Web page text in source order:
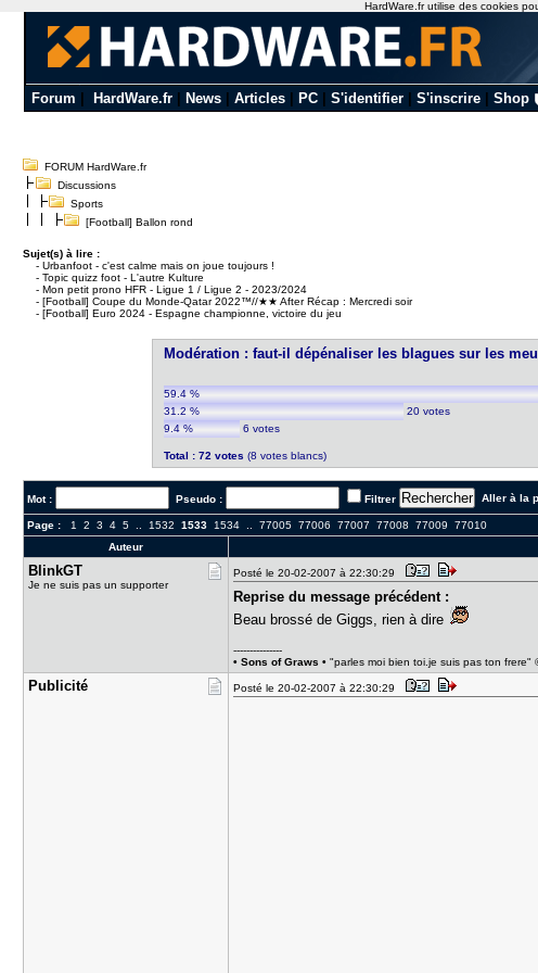
Forum HardWare.fr| News| Articles| PC| S'identifier| S'inscrire| Shop
FORUM HardWare.fr
Discussions
Sports
[Football] Ballon rond
Sujet(s) à lire :
-Urbanfoot - c'est calme mais on joue toujours !
-Topic quizz foot - L'autre Kulture
-Mon petit prono HFR - Ligue 1 / Ligue 2 - 2023/2024
-[Football] Coupe du Monde-Qatar 2022™//★★ After Récap : Mercredi soir
-[Football] Euro 2024 - Espagne championne, victoire du jeu
Modération : faut-il dépénaliser les blagues sur les
59.4 %
31.2 %
20 votes
9.4 %
6 votes
Total : 72 votes (8 votes blancs)
Mot : Pseudo : Filtrer Aller à la
Page : 1 2 3 4 5 1532 1533 1534 ..77005 77006 77007 77008 77009 77010
Auteur
BlinkGT
Je ne suis pas un supporter
Posté le 20-02-2007 à 22:30:29
Reprise du message précédent :
Beau brossé de Giggs, rien à dire
---------------
• Sons of Graws • "parles moi bien toi.je suis pas ton frere"
Publicité Posté le 20-02-2007 à 22:30:29
HardWare.fr utilise des cookies